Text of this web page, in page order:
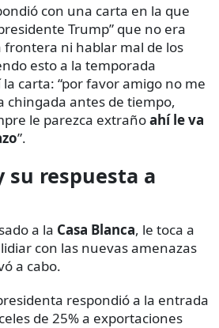
con una carta en la que
Trump” que no era
frontera ni hablar mal de los
esto a la temporada
carta: “por favor amigo no me
chingada antes de tiempo,
le parezca extrañoahí le va
”.
su respuesta a
a la Casa Blanca, le toca a
con las nuevas amenazas
a cabo.
respondió a la entrada
de 25% a exportaciones